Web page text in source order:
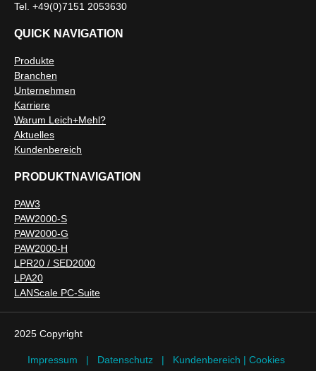
Tel. +49(0)7151 2053630
QUICK NAVIGATION
Produkte
Branchen
Unternehmen
Karriere
Warum Leich+Mehl?
Aktuelles
Kundenbereich
PRODUKTNAVIGATION
PAW3
PAW2000-S
PAW2000-G
PAW2000-H
LPR20 / SED2000
LPA20
LANScale PC-Suite
2025 Copyright
Impressum | Datenschutz | Kundenbereich | Cookies